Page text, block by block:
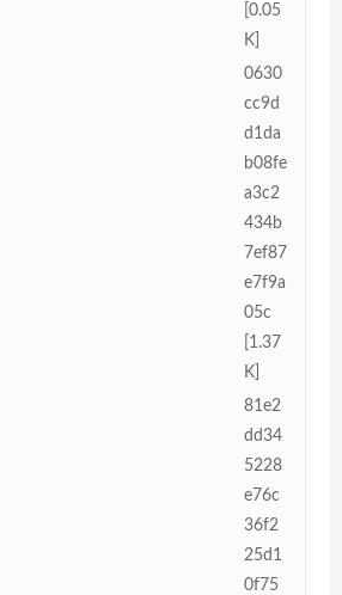
[0.05
K]
0630
cc9d
d1da
b08fe
a3c2
434b
7ef87
e7f9a
05c
[1.37
K]
81e2
dd34
5228
e76c
36f2
25d1
0f75